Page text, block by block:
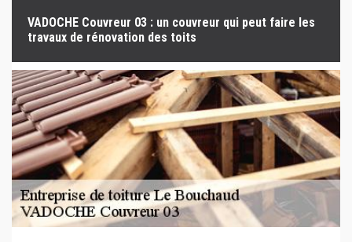
VADOCHE Couvreur 03 : un couvreur qui peut faire les
travaux de rénovation des toits